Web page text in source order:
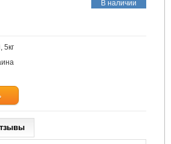
В наличии